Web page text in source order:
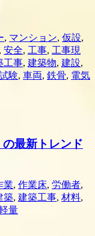
, マンション, 仮設,
, 安全, 工事, 工事現
工事, 建築物, 建設,
験, 車両, 鉄骨, 電気
最新トレンド
業, 作業床, 労働者,
築, 建築工事, 材料,
量